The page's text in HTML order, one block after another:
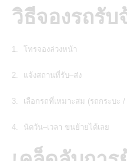
วิธีจองรถรับ
โทรจองล่วงหน้า
แจ้งสถานที่รับ–ส่ง
เลือกรถที่เหมาะสม (รถกระบะ
นัดวัน–เวลา ขนย้ายได้เลย